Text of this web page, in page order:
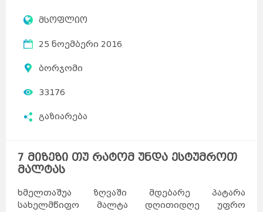
მსოფლიო
25 ნოემბერი 2016
ბორჯომი
33176
გაზიარება
7 მიზეზი თუ რატომ უნდა ესტუმროთ
მალტას
ხმელთაშუა ზღვაში მდებარე პატარა
სახელმწიფო მალტა დღითიდღე უფრო